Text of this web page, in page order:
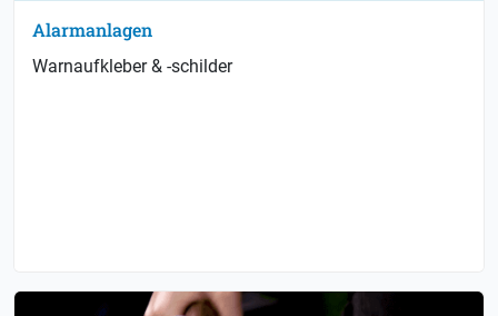
Alarmanlagen
Warnaufkleber & -schilder